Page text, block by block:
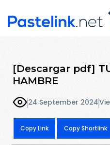
[Descargar pdf]
HAMBRE
24 September 2024
Copy Link Copy Shortlink